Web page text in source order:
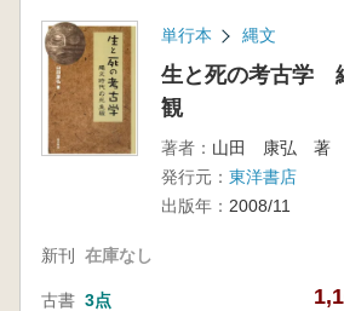
単行本 縄文
生と死の考古学
観
著者： 山田 康弘 著
発行元： 東洋書店
出版年： 2008/11
新刊 在庫なし
古書 3点